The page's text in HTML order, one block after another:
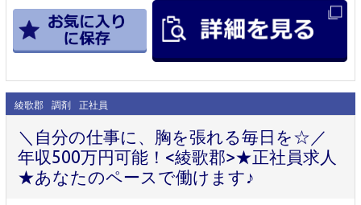
綾歌郡 調剤 正社員
＼自分の仕事に、胸を張れる毎日を☆／
年収500万円可能！<綾歌郡>★正社員求人
★あなたのペースで働けます♪